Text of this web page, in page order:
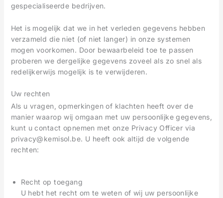
gespecialiseerde bedrijven.
Het is mogelijk dat we in het verleden gegevens hebben
verzameld die niet (of niet langer) in onze systemen
mogen voorkomen. Door bewaarbeleid toe te passen
proberen we dergelijke gegevens zoveel als zo snel als
redelijkerwijs mogelijk is te verwijderen.
Uw rechten
Als u vragen, opmerkingen of klachten heeft over de
manier waarop wij omgaan met uw persoonlijke gegevens,
kunt u contact opnemen met onze Privacy Officer via
privacy@kemisol.be. U heeft ook altijd de volgende
rechten:
Recht op toegang
U hebt het recht om te weten of wij uw persoonlijke